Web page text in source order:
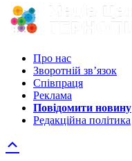
Про нас
Зворотній зв’язок
Співпраця
Реклама
Повідомити новину
Редакційна політика